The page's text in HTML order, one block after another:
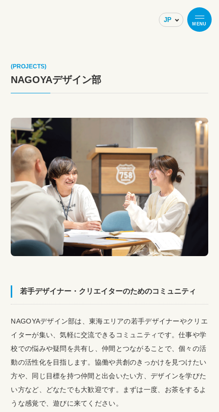
MENU
(PROJECTS)
NAGOYAデザイン部
若手デザイナー・クリエイターのためのコミュニティ
NAGOYAデザイン部は、東海エリアの若手デザイナーやクリエ
イターが集い、気軽に交流できるコミュニティです。仕事や学
校での悩みや疑問を共有し、仲間とつながることで、個々の活
動の活性化を目指します。協働や共創のきっかけを見つけたい
方や、同じ目標を持つ仲間と出会いたい方、デザインを学びた
い方など、どなたでも大歓迎です。まずは一度、お茶をするよ
うな感覚で、遊びに来てください。